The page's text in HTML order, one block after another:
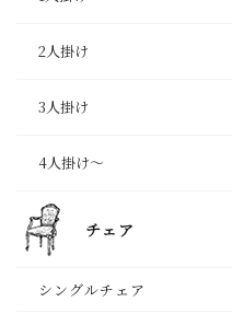
2人掛け
3人掛け
4人掛け〜
チェア
シングルチェア